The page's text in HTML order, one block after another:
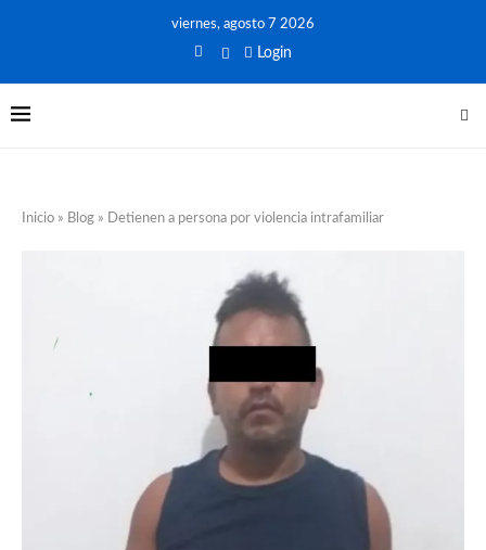
viernes, agosto 7 2026
Login
Inicio » Blog » Detienen a persona por violencia intrafamiliar